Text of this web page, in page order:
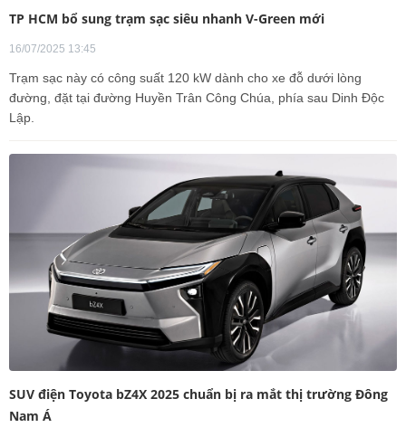
TP HCM bổ sung trạm sạc siêu nhanh V-Green mới
16/07/2025 13:45
Trạm sạc này có công suất 120 kW dành cho xe đỗ dưới lòng
đường, đặt tại đường Huyền Trân Công Chúa, phía sau Dinh Độc
Lập.
SUV điện Toyota bZ4X 2025 chuẩn bị ra mắt thị trường Đông
Nam Á